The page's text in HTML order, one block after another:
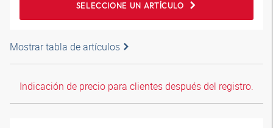
SELECCIONE UN ARTÍCULO
Mostrar tabla de artículos
Indicación de precio para clientes después del registro.